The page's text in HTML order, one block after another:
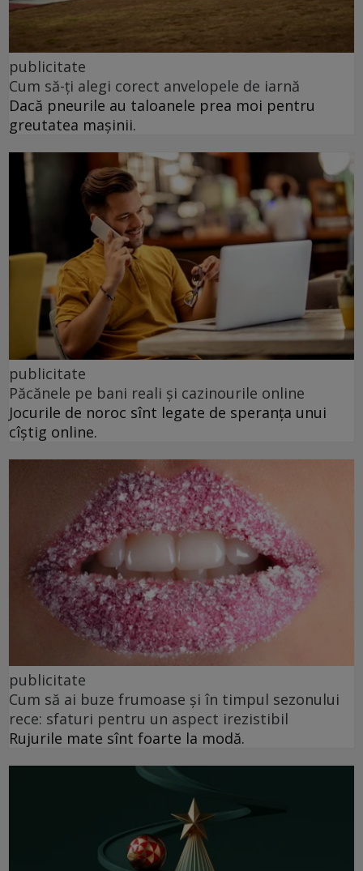
publicitate
Cum să-ți alegi corect anvelopele de iarnă
Dacă pneurile au taloanele prea moi pentru
greutatea mașinii.
publicitate
Păcănele pe bani reali și cazinourile online
Jocurile de noroc sînt legate de speranța unui
cîștig online.
publicitate
Cum să ai buze frumoase şi în timpul sezonului
rece: sfaturi pentru un aspect irezistibil
Rujurile mate sînt foarte la modă.